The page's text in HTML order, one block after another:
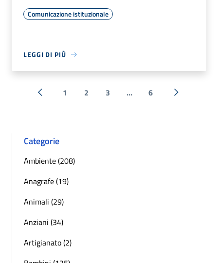
Comunicazione istituzionale
LEGGI DI PIÙ
« Precedente
1 2 3 ... 6 Successiva
Categorie
Ambiente (208)
Anagrafe (19)
Animali (29)
Anziani (34)
Artigianato (2)